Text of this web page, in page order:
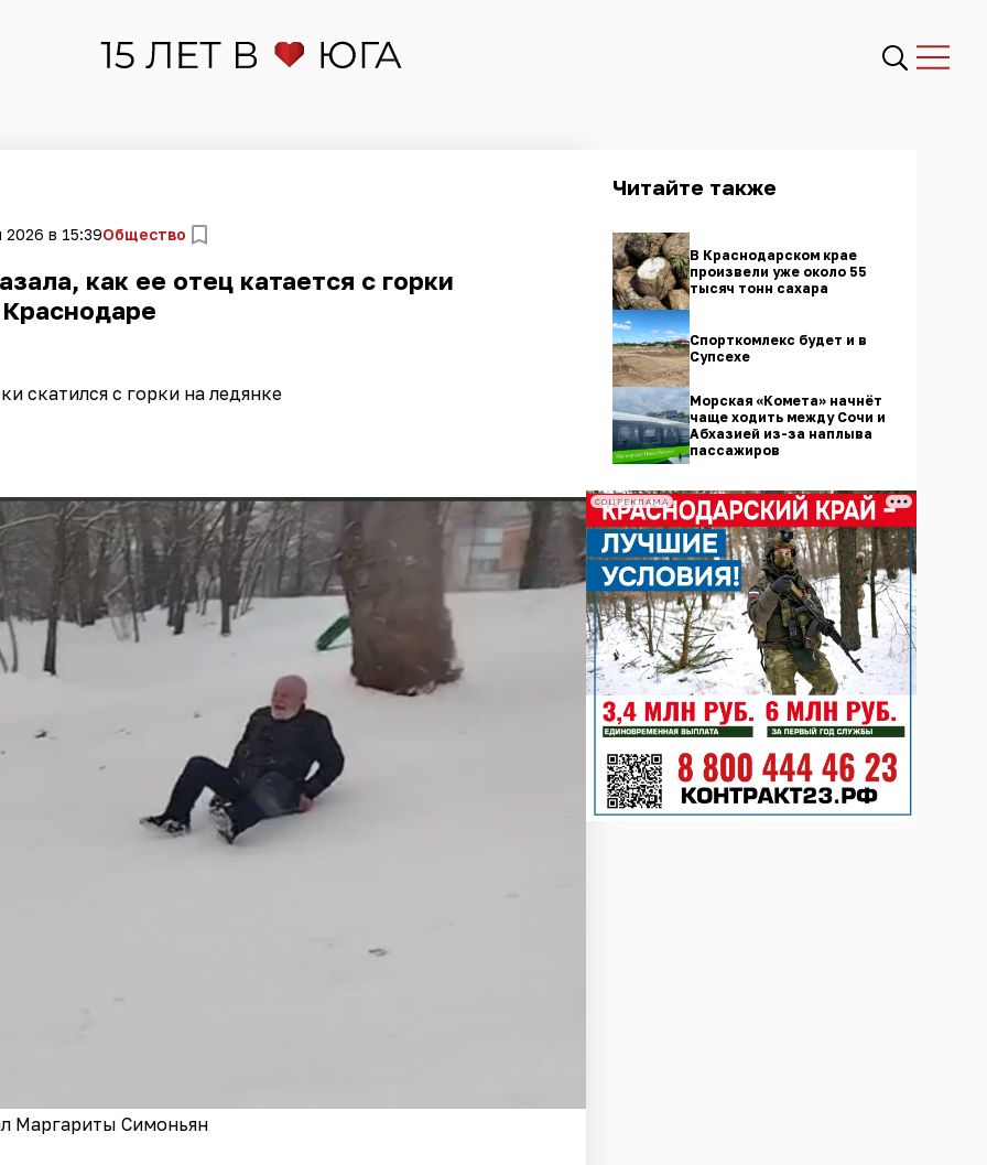
2026 в 15:39Общество
как ее отец катается с горки
скатился с горки на ледянке
Маргариты Симоньян
Читайте также
В Краснодарском крае
произвели уже около 55
тысяч тонн сахара
Спорткомлекс будет и в
Супсехе
Морская «Комета» начнёт
чаще ходить между Сочи и
Абхазией из-за наплыва
пассажиров
СОЦРЕКЛАМА